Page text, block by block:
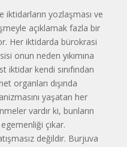
yozlaşması ve
açıklamak fazla bir
Her iktidarda bürokrasi
onun neden yıkımına
kendi sınıfından
organları dışında
yaşatan her
vardır ki, bunların
çıkar.
değildir. Burjuva